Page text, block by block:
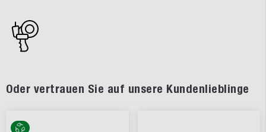
Oder vertrauen Sie auf unsere Kundenlieblinge